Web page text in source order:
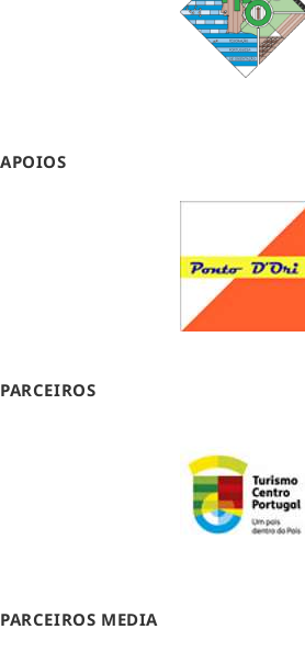
APOIOS
PARCEIROS
PARCEIROS MEDIA